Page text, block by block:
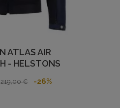
ATLAS AIR
- HELSTONS
219,00 € -26%